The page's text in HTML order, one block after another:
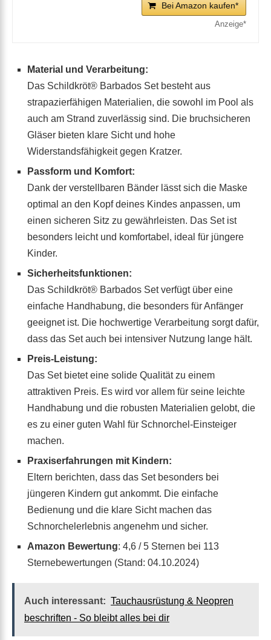
Bei Amazon kaufen*
Material und Verarbeitung:
Das Schildkröt® Barbados Set besteht aus
strapazierfähigen Materialien, die sowohl im Pool als
auch am Strand zuverlässig sind. Die bruchsicheren
Gläser bieten klare Sicht und hohe
Widerstandsfähigkeit gegen Kratzer.
Passform und Komfort:
Dank der verstellbaren Bänder lässt sich die Maske
optimal an den Kopf deines Kindes anpassen, um
einen sicheren Sitz zu gewährleisten. Das Set ist
besonders leicht und komfortabel, ideal für jüngere
Kinder.
Sicherheitsfunktionen:
Das Schildkröt® Barbados Set verfügt über eine
einfache Handhabung, die besonders für Anfänger
geeignet ist. Die hochwertige Verarbeitung sorgt dafür,
dass das Set auch bei intensiver Nutzung lange hält.
Preis-Leistung:
Das Set bietet eine solide Qualität zu einem
attraktiven Preis. Es wird vor allem für seine leichte
Handhabung und die robusten Materialien gelobt, die
es zu einer guten Wahl für Schnorchel-Einsteiger
machen.
Praxiserfahrungen mit Kindern:
Eltern berichten, dass das Set besonders bei
jüngeren Kindern gut ankommt. Die einfache
Bedienung und die klare Sicht machen das
Schnorchelerlebnis angenehm und sicher.
Amazon Bewertung: 4,6 / 5 Sternen bei 113
Sternebewertungen (Stand: 04.10.2024)
Auch interessant: Tauchausrüstung & Neopren
beschriften - So bleibt alles bei dir